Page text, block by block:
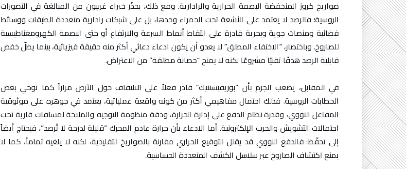
صواريخ كروز المنخفضة البصمة الحرارية والرادارية. ومع ذلك، يحذّر خبراء غربيون من المبالغة في التصورات
الروسية؛ فالرصد لا يعتمد على الأشعة تحت الحمراء وحدها، بل على شبكات رادارية متعددة الطبقات ووسائط
فضائية ومنصات جوية وبحرية قادرة على التقاط أنماط السرعة والارتفاع أو حتى البصمة الكهرومغناطيسية
للصاروخ. وباختصار، “الاختفاء المطلق” لا يعدو أن يكون ادعاء دعائي أكثر منه حقيقة فيزيائية، بينما يظلّ خفض
قابلية الرصد هدفًا تقنيًا مشروعًا لكنه لا يمنح “حصانة مطلقة” من الاعتراض.
في المقابل، يصعب الجزم بأن “بوريفيستنيك” قادر فعلاً على الالتفاف حول الأرض مراراً كما توحي بعض
الخطابات الروسية. فذلك احتمال مفاهيمي أكثر من كونه واقعة عملياتية، يعتمد في جوهره على موثوقية
المفاعل النووي، وقدرة نظام الدفع على إدارة الحرارة، ودقة منظومة التوجيه والملاحة لمسافات قارية تحت
احتمالات التشويش والحرب الإلكترونية. أما الادعاء بأن حرارة عادم المحرك “قليلة لدرجة لا تُرصد”، فيحتاج أيضاً
إلى تحفّظ: فالدفع النووي قد يقلل التوقيع الحراري مقارنة بالصواريخ التقليدية، لكنه لا يلغيه تماماً، كما لا
يمنع اكتشاف الصاروخ عبر سلاسل الكشف المتعددة الحساسية.